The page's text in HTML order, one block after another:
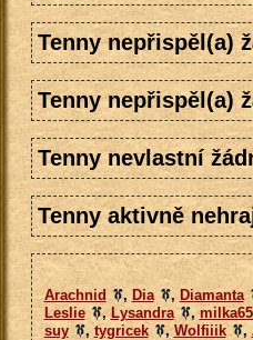
Tenny nepřispěl(a)
Tenny nepřispěl(a)
Tenny nevlastní
Tenny aktivně
Arachnid , Dia , Diamanta
Leslie
,Lysandra ,
suy
, tygricek , Wolfiiik ,